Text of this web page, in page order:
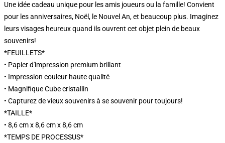
Une idée cadeau unique pour les amis joueurs ou la famille! Convient
pour les anniversaires, Noël, le Nouvel An, et beaucoup plus. Imaginez
leurs visages heureux quand ils ouvrent cet objet plein de beaux
souvenirs!
*FEUILLETS*
• Papier d'impression premium brillant
• Impression couleur haute qualité
• Magnifique Cube cristallin
• Capturez de vieux souvenirs à se souvenir pour toujours!
*TAILLE*
• 8,6 cm x 8,6 cm x 8,6 cm
*TEMPS DE PROCESSUS*